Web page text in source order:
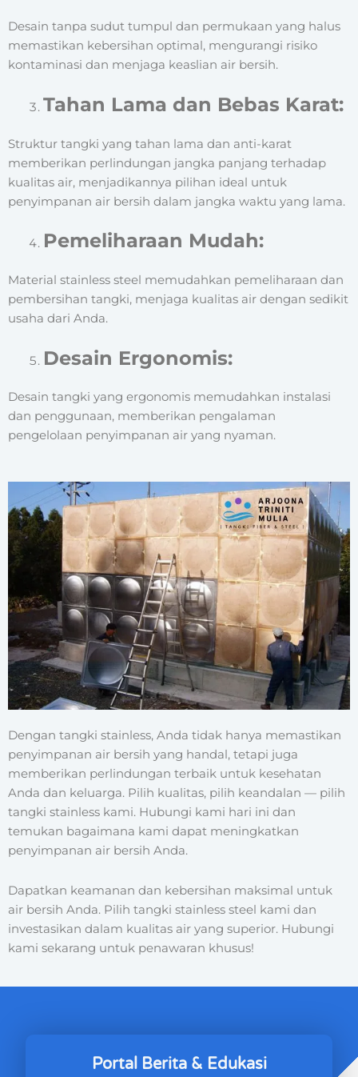
Desain tanpa sudut tumpul dan permukaan yang halus
memastikan kebersihan optimal, mengurangi risiko
kontaminasi dan menjaga keaslian air bersih.
Tahan Lama dan Bebas Karat:
Struktur tangki yang tahan lama dan anti-karat
memberikan perlindungan jangka panjang terhadap
kualitas air, menjadikannya pilihan ideal untuk
penyimpanan air bersih dalam jangka waktu yang lama.
Pemeliharaan Mudah:
Material stainless steel memudahkan pemeliharaan dan
pembersihan tangki, menjaga kualitas air dengan sedikit
usaha dari Anda.
Desain Ergonomis:
Desain tangki yang ergonomis memudahkan instalasi
dan penggunaan, memberikan pengalaman
pengelolaan penyimpanan air yang nyaman.
Dengan tangki stainless, Anda tidak hanya memastikan
penyimpanan air bersih yang handal, tetapi juga
memberikan perlindungan terbaik untuk kesehatan
Anda dan keluarga. Pilih kualitas, pilih keandalan — pilih
tangki stainless kami. Hubungi kami hari ini dan
temukan bagaimana kami dapat meningkatkan
penyimpanan air bersih Anda.
Dapatkan keamanan dan kebersihan maksimal untuk
air bersih Anda. Pilih tangki stainless steel kami dan
investasikan dalam kualitas air yang superior. Hubungi
kami sekarang untuk penawaran khusus!
Portal Berita & Edukasi